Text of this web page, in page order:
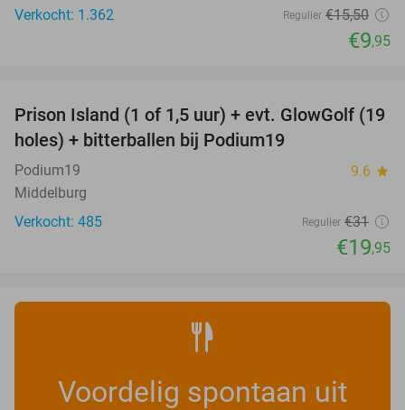
Verkocht: 1.362
Regulier €15,50
€9,95
36%
Prison Island (1 of 1,5 uur) + evt. GlowGolf (19
holes) + bitterballen bij Podium19
Podium19 9.6 star
Middelburg
Verkocht: 485
Regulier €31
€19,95
Voordelig spontaan uit